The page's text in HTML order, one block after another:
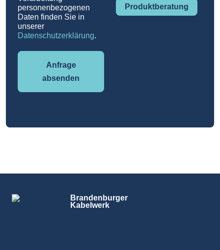
Produktberatung
personenbezogenen
Daten finden Sie in
unserer
Datenschutzerklärung.
Anfrage
absenden
Brandenburger
Kabelwerk